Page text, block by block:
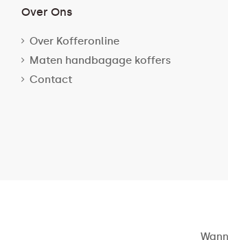
Over Ons
Over Kofferonline
Maten handbagage koffers
Contact